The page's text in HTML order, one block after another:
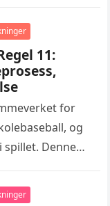
11:
for
og
Denne